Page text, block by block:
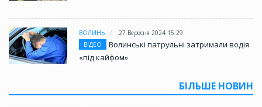
ВОЛИНЬ
27 Вересня 2024 15:29
ВІДЕО
Волинські патрульні затримали водія
«під кайфом»
БІЛЬШЕ НОВИН